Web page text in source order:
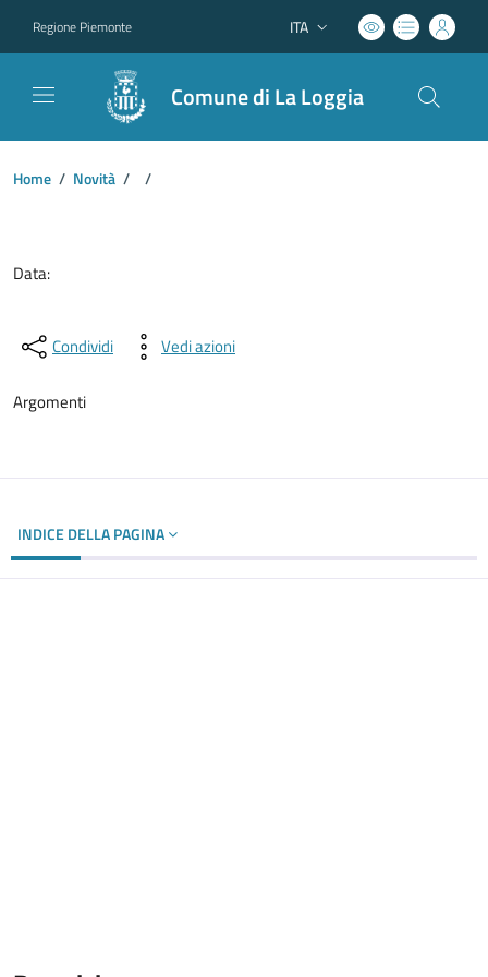
Regione Piemonte Lingua attiva:
ITA
Comune di La Loggia
Home / Novità / /
Data:
Condividi Vedi azioni
Argomenti
INDICE DELLA PAGINA